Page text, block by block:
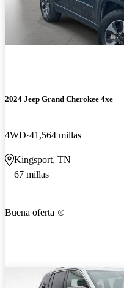
2024 Jeep Grand Cherokee 4xe
4WD 41,564 millas
Kingsport, TN
67 millas
Buena oferta